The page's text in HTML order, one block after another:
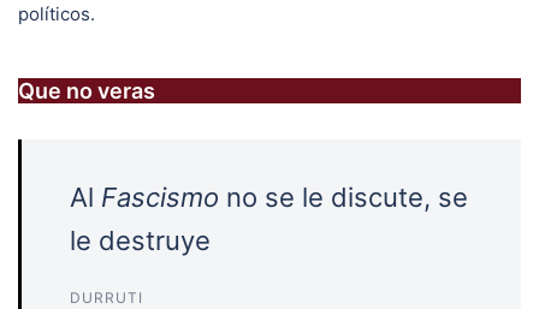
políticos.
Que no veras
Al Fascismo no se le discute, se
le destruye
DURRUTI